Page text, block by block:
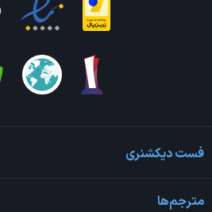
فست دیکشنری
مترجم‌ها